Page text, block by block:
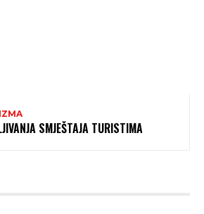
SMJEŠTAJA TURISTIMA